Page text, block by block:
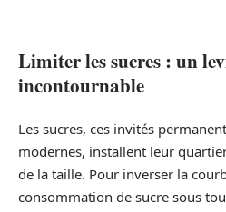
Limiter les sucres : un
incontournable
Les sucres, ces invités
modernes, installent leur
de la taille. Pour inverser la
consommation de sucre sous